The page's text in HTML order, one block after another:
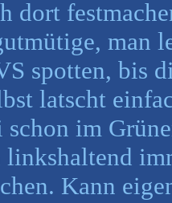
dort
man
spotten, bis
latscht
schon im
linkshaltend
Kann